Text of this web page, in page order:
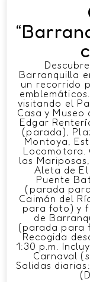
Barranquilla
un recorrido
visitando el
Casa y
Edgar
(parada),
Montoya,
Locomotora.
las
Aleta de
Puente
(parada
Caimán del
para foto) y
de
(parada para
Recogida
1:30 p.m.
Carnaval
Salidas